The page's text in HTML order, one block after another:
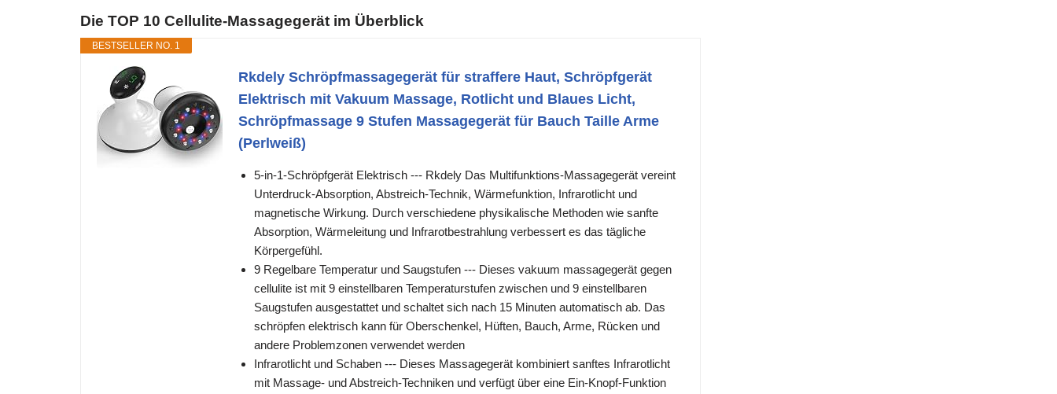
Die TOP 10 Cellulite-Massagegerät im Überblick
BESTSELLER NO. 1
Rkdely Schröpfmassagegerät für straffere Haut, Schröpfgerät
Elektrisch mit Vakuum Massage, Rotlicht und Blaues Licht,
Schröpfmassage 9 Stufen Massagegerät für Bauch Taille Arme
(Perlweiß)
5-in-1-Schröpfgerät Elektrisch --- Rkdely Das Multifunktions-Massagegerät vereint
Unterdruck-Absorption, Abstreich-Technik, Wärmefunktion, Infrarotlicht und
magnetische Wirkung. Durch verschiedene physikalische Methoden wie sanfte
Absorption, Wärmeleitung und Infrarotbestrahlung verbessert es das tägliche
Körpergefühl.
9 Regelbare Temperatur und Saugstufen --- Dieses vakuum massagegerät gegen
cellulite ist mit 9 einstellbaren Temperaturstufen zwischen und 9 einstellbaren
Saugstufen ausgestattet und schaltet sich nach 15 Minuten automatisch ab. Das
schröpfen elektrisch kann für Oberschenkel, Hüften, Bauch, Arme, Rücken und
andere Problemzonen verwendet werden
Infrarotlicht und Schaben --- Dieses Massagegerät kombiniert sanftes Infrarotlicht
mit Massage- und Abstreich-Techniken und verfügt über eine Ein-Knopf-Funktion